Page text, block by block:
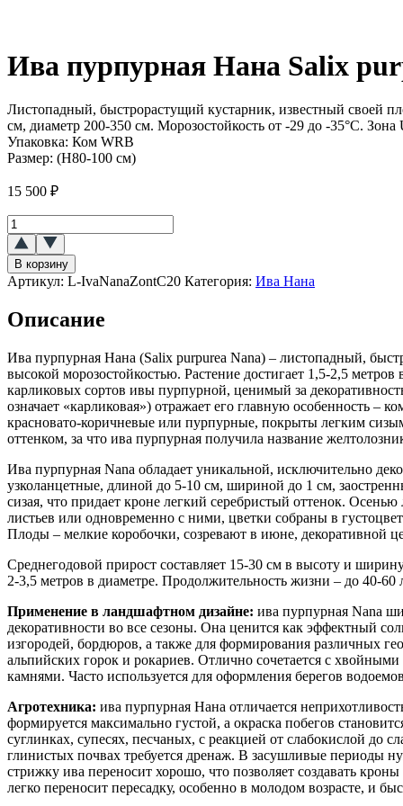
Ива пурпурная Нана Salix
Листопадный, быстрорастущий кустарник, известный своей
см, диаметр 200-350 см. Морозостойкость от -29 до -35°C. Зона
Упаковка: Ком WRB
Размер: (H80-100 см)
15 500 ₽
Количество
товара
Ива
пурпурная
Нана
purpurea
ЗОНТ
В корзину
Артикул: L-IvaNanaZontC20 Категория: Ива Нана
Описание
Ива пурпурная Нана (Salix purpurea Nana) – листопадный,
высокой морозостойкостью. Растение достигает 1,5-2,5
карликовых сортов ивы пурпурной, ценимый за
означает «карликовая») отражает его главную особенность
красновато-коричневые или пурпурные, покрыты легким
оттенком, за что ива пурпурная получила название
Ива пурпурная Nana обладает уникальной, исключительно
узколанцетные, длиной до 5-10 см, шириной до 1 см,
сизая, что придает кроне легкий серебристый оттенок.
листьев или одновременно с ними, цветки собраны в
Плоды – мелкие коробочки, созревают в июне, декоративной
Среднегодовой прирост составляет 15-30 см в высоту и
2-3,5 метров в диаметре. Продолжительность жизни – до 40-60
Применение в ландшафтном дизайне: ива пурпурная Nana
декоративности во все сезоны. Она ценится как эффектный
изгородей, бордюров, а также для формирования различных
альпийских горок и рокариев. Отлично сочетается с
камнями. Часто используется для оформления берегов
Агротехника: ива пурпурная Нана отличается
формируется максимально густой, а окраска побегов
суглинках, супесях, песчаных, с реакцией от слабокислой до
глинистых почвах требуется дренаж. В засушливые периоды
стрижку ива переносит хорошо, что позволяет создавать
легко переносит пересадку, особенно в молодом возрасте, и